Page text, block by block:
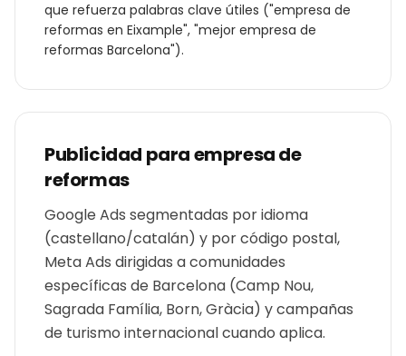
que refuerza palabras clave útiles ("empresa de
reformas en Eixample", "mejor empresa de
reformas Barcelona").
Publicidad paraempresa de
reformas
Google Ads segmentadas por idioma
(castellano/catalán) y por código postal,
Meta Ads dirigidas a comunidades
específicas de Barcelona (Camp Nou,
Sagrada Família, Born, Gràcia) y campañas
de turismo internacional cuando aplica.